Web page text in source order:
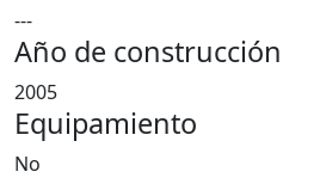
---
Año de construcción
2005
Equipamiento
No